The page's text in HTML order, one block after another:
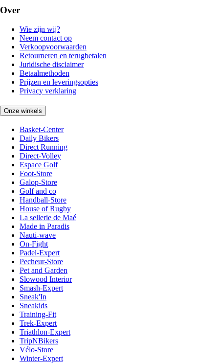
Over
Wie zijn wij?
Neem contact op
Verkoopvoorwaarden
Retourneren en terugbetalen
Juridische disclaimer
Betaalmethoden
Prijzen en leveringsopties
Privacy verklaring
Onze winkels
Basket-Center
Daily Bikers
Direct Running
Direct-Volley
Espace Golf
Foot-Store
Galop-Store
Golf and co
Handball-Store
House of Rugby
La sellerie de Maé
Made in Paradis
Nauti-wave
On-Fight
Padel-Expert
Pecheur-Store
Pet and Garden
Slowood Interior
Smash-Expert
Sneak'In
Sneakids
Training-Fit
Trek-Expert
Triathlon-Expert
TripNBikers
Vélo-Store
Winter-Expert